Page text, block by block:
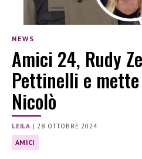
NEWS
Amici 24, Rudy
Pettinelli e
Nicolò
LEILA |28 OTTOBRE 2024
AMICI